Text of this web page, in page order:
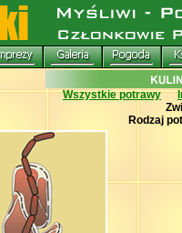
Wszystkie potrawy
Rodzaj